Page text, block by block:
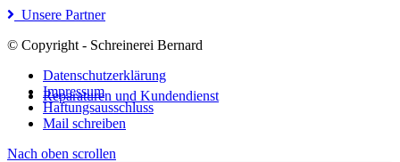
Reparaturen und Kundendienst
Unsere Partner
© Copyright - Schreinerei Bernard
Datenschutzerklärung
Impressum
Haftungsausschluss
Mail schreiben
Nach oben scrollen